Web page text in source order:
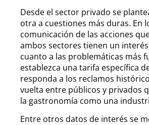
Desde el sector privado se
otra a cuestiones más duras. En
comunicación de las acciones
ambos sectores tienen un
cuanto a las problemáticas más
establezca una tarifa específica
responda a los reclamos
vuelta entre públicos y privados
la gastronomía como una
Entre otros datos de interés se